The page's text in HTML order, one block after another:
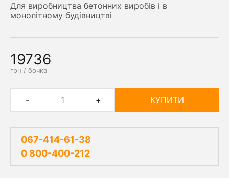
Для виробництва бетонних виробів і в
монолітному будівництві
19736
грн / бочка
- + КУПИТИ
067-414-61-38
0 800-400-212